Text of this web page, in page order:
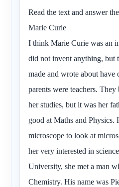
Read the text and answer
Marie Curie
I think Marie Curie was an
did not invent anything, but
made and wrote about
parents were teachers.
her studies, but it was her
good at Maths and Physics.
microscope to look at
her very interested in
University, she met a man
Chemistry. His name was